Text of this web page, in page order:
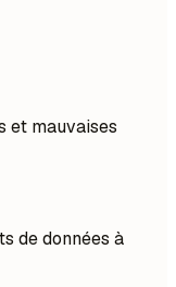
et mauvaises
de données à